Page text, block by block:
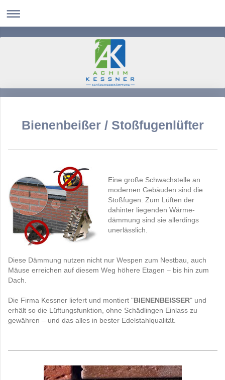
Bienenbeißer / Stoßfugenlüfter
Eine große Schwachstelle an
modernen Gebäuden sind die
Stoßfugen. Zum Lüften der
dahinter liegenden Wärme-
dämmung sind sie allerdings
unerlässlich.
Diese Dämmung nutzen nicht nur Wespen zum Nestbau, auch
Mäuse erreichen auf diesem Weg höhere Etagen – bis hin zum
Dach.
Die Firma Kessner liefert und montiert "BIENENBEISSER" und
erhält so die Lüftungsfunktion, ohne Schädlingen Einlass zu
gewähren – und das alles in bester Edelstahlqualität.